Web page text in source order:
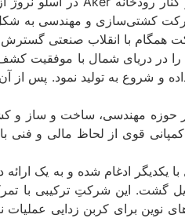
با انقلاب صنعتی گسترش
و گاز را در دریای شمال با
قوی از لحاظ مالی و فنی
گشت. این شرکتِ ترکیبی با
نوین برای کربن زدایی